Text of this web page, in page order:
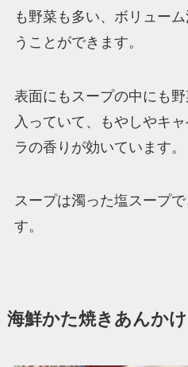
も野菜も多い、ボリュー
うことができます。
表面にもスープの中にも
入っていて、もやしやキ
ラの香りが効いています。
スープは濁った塩スープ
す。
海鮮かた焼きあんか